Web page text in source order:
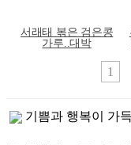
서래태 볶은 검은콩
가루..대박
1
기쁨과 행복이 가